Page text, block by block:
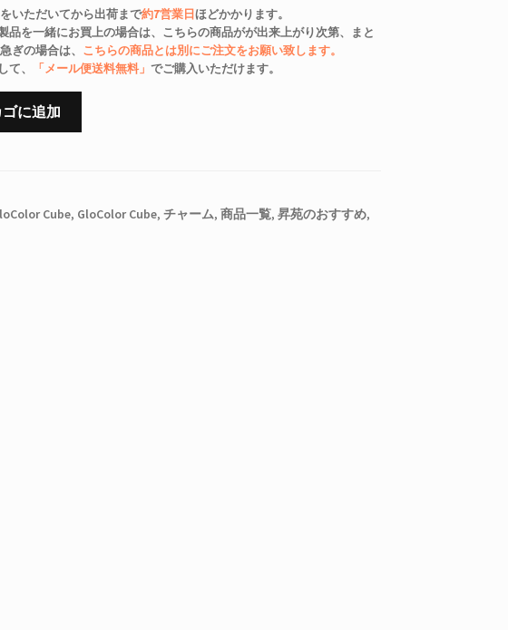
いただいてから出荷まで約7営業日ほどかかります。
品を一緒にお買上の場合は、こちらの商品がが出来上がり次第、まと
ぎの場合は、 こちらの商品とは別にご注文をお願い致します。
て、
「メール便送料無料」でご購入いただけます。
に追加
Cube, GloColor Cube, チャーム, 商品一覧, 昇苑のおすすめ,